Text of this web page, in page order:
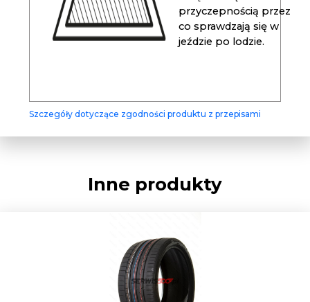
przyczepnością przez
co sprawdzają się w
jeździe po lodzie.
Szczegóły dotyczące zgodności produktu z przepisami
Inne produkty